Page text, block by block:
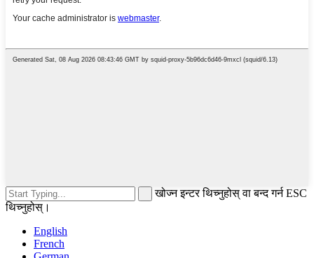
खोज्न इन्टर थिच्नुहोस् वा बन्द गर्न ESC
थिच्नुहोस्।
English
French